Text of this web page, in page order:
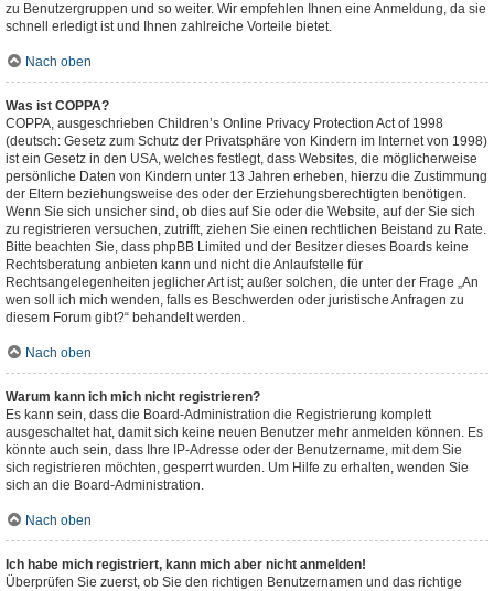
zu Benutzergruppen und so weiter. Wir empfehlen Ihnen eine Anmeldung, da sie
schnell erledigt ist und Ihnen zahlreiche Vorteile bietet.
Nach oben
Was ist COPPA?
COPPA, ausgeschrieben Children’s Online Privacy Protection Act of 1998
(deutsch: Gesetz zum Schutz der Privatsphäre von Kindern im Internet von 1998)
ist ein Gesetz in den USA, welches festlegt, dass Websites, die möglicherweise
persönliche Daten von Kindern unter 13 Jahren erheben, hierzu die Zustimmung
der Eltern beziehungsweise des oder der Erziehungsberechtigten benötigen.
Wenn Sie sich unsicher sind, ob dies auf Sie oder die Website, auf der Sie sich
zu registrieren versuchen, zutrifft, ziehen Sie einen rechtlichen Beistand zu Rate.
Bitte beachten Sie, dass phpBB Limited und der Besitzer dieses Boards keine
Rechtsberatung anbieten kann und nicht die Anlaufstelle für
Rechtsangelegenheiten jeglicher Art ist; außer solchen, die unter der Frage „An
wen soll ich mich wenden, falls es Beschwerden oder juristische Anfragen zu
diesem Forum gibt?“ behandelt werden.
Nach oben
Warum kann ich mich nicht registrieren?
Es kann sein, dass die Board-Administration die Registrierung komplett
ausgeschaltet hat, damit sich keine neuen Benutzer mehr anmelden können. Es
könnte auch sein, dass Ihre IP-Adresse oder der Benutzername, mit dem Sie
sich registrieren möchten, gesperrt wurden. Um Hilfe zu erhalten, wenden Sie
sich an die Board-Administration.
Nach oben
Ich habe mich registriert, kann mich aber nicht anmelden!
Überprüfen Sie zuerst, ob Sie den richtigen Benutzernamen und das richtige